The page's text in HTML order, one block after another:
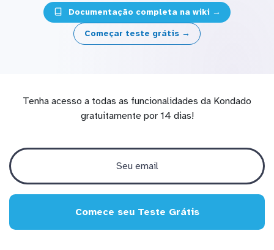
Documentação completa na wiki →
Começar teste grátis →
Tenha acesso a todas as funcionalidades da Kondado
gratuitamente por 14 dias!
Comece seu Teste Grátis